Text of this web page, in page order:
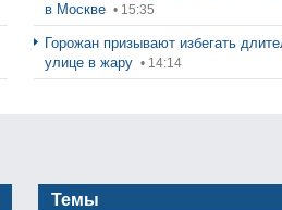
в Москве • 15:35
Горожан призывают избегать
улице в жару • 14:14
Темы